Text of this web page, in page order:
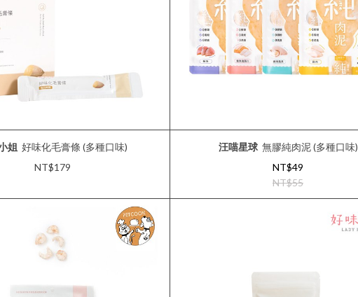
姐 好味化毛膏條 (多種口味)
NT$179
汪喵星球 無膠純肉泥 (多種口味)
NT$49
NT$55